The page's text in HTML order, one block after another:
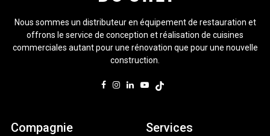
Nous sommes un distributeur en équipement de restauration et
offrons le service de conception et réalisation de cuisines
commerciales autant pour une rénovation que pour une nouvelle
construction.
Compagnie Services